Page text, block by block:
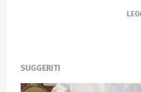
SUGGERITI